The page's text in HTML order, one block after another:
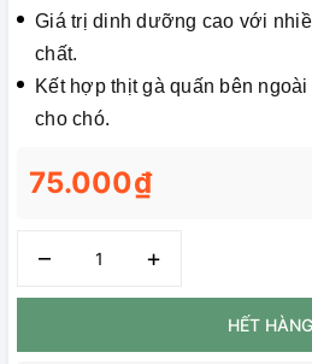
Giá trị dinh dưỡng cao với
chất.
Kết hợp thịt gà quấn bên
cho chó.
75.000₫
– +
HẾT HÀNG